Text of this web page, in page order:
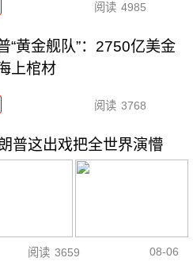
阅读 4985
“黄金舰队”：2750亿美金
上棺材
阅读 3768
普这出戏把全世界演懵
阅读 3659 08-06